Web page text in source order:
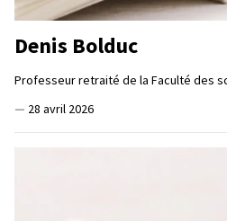
Denis Bolduc
Professeur retraité de la Faculté des
— 28 avril 2026